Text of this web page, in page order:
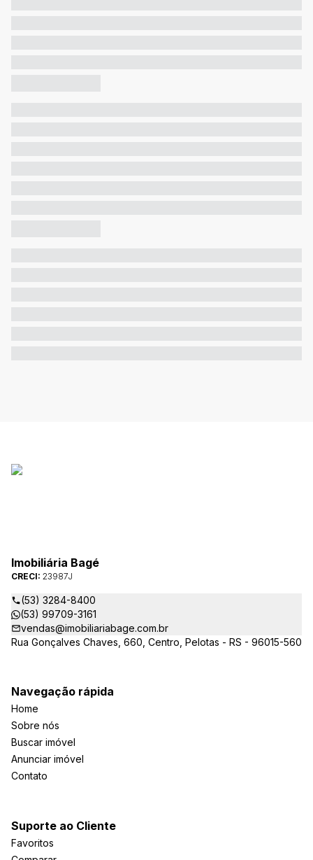
Imobiliária Bagé
CRECI: 23987J
(53) 3284-8400
(53) 99709-3161
vendas@imobiliariabage.com.br
Rua Gonçalves Chaves, 660, Centro, Pelotas - RS - 96015-560
Navegação rápida
Home
Sobre nós
Buscar imóvel
Anunciar imóvel
Contato
Suporte ao Cliente
Favoritos